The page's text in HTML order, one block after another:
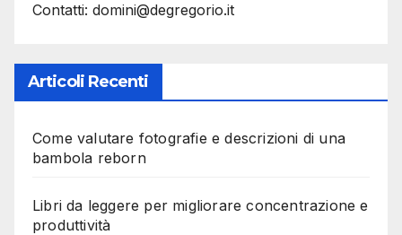
Contatti: domini@degregorio.it
Articoli Recenti
Come valutare fotografie e descrizioni di una
bambola reborn
Libri da leggere per migliorare concentrazione e
produttività